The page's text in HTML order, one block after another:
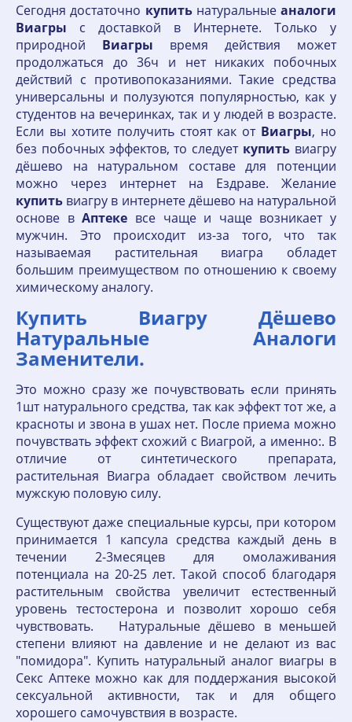
Сегодня достаточно купитьнатуральные аналоги
Виагры с доставкой в Интернете. Только у
природной Виагры время действия может
продолжаться до 36ч и нет никаких побочных
действий с противопоказаниями. Такие средства
универсальны и полузуются популярностью, как у
студентов на вечеринках, так и у людей в возрасте.
Если вы хотите получить стоят как от Виагры, но
без побочных эффектов, то следует купить виагру
дёшево на натуральном составе для потенции
можно через интернет на Ездраве. Желание
купить виагру в интернете дёшево на натуральной
основе вАптеке все чаще и чаще возникает у
мужчин. Это происходит из-за того, что так
называемая растительная виагра обладет
большим преимуществом по отношению к своему
химическому аналогу.
Купить Виагру Дёшево
Натуральные Аналоги
Заменители.
Это можно сразу же почувствовать если принять
1шт натурального средства, так как эффект тот же, а
красноты и звона в ушах нет. После приема можно
почувствать эффект схожий с Виагрой, а именно:. В
отличие от синтетического препарата,
растительная Виагра обладает свойством лечить
мужскую половую силу.
Существуют даже специальные курсы, при котором
принимается 1 капсула средства каждый день в
течении 2-3месяцев для омолаживания
потенциала на 20-25 лет. Такой способ благодаря
растительным свойства увеличит естественный
уровень тестостерона и позволит хорошо себя
чувствовать. Натуральные дёшево в меньшей
степени влияют на давление и не делают из вас
"помидора". Купить натуральный аналог виагры в
Секс Аптеке можно как для поддержания высокой
сексуальной активности, так и для общего
хорошего самочувствия в возрасте.